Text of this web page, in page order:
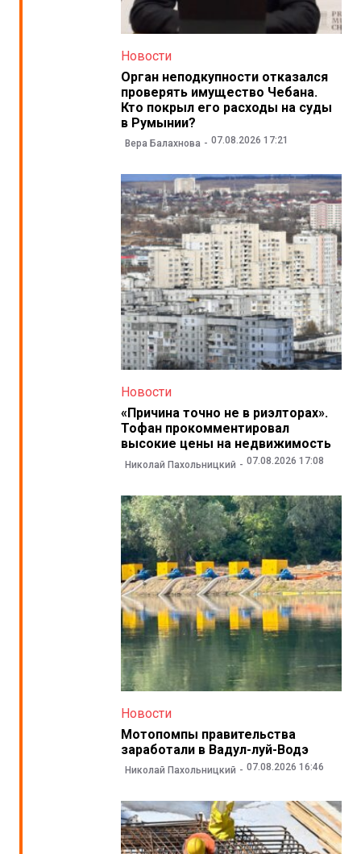
Новости
Орган неподкупности отказался
проверять имущество Чебана.
Кто покрыл его расходы на суды
в Румынии?
Вера Балахнова 07.08.2026 17:21
Новости
«Причина точно не в риэлторах».
Тофан прокомментировал
высокие цены на недвижимость
Николай Пахольницкий 07.08.2026 17:08
Новости
Мотопомпы правительства
заработали в Вадул-луй-Водэ
Николай Пахольницкий 07.08.2026 16:46